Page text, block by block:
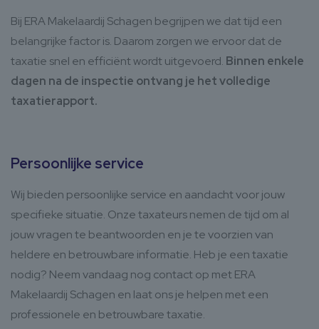
Bij ERA Makelaardij Schagen begrijpen we dat tijd een
belangrijke factor is. Daarom zorgen we ervoor dat de
taxatie snel en efficiënt wordt uitgevoerd. Binnen enkele
dagen na de inspectie ontvang je het volledige
taxatierapport.
Persoonlijke service
Wij bieden persoonlijke service en aandacht voor jouw
specifieke situatie. Onze taxateurs nemen de tijd om al
jouw vragen te beantwoorden en je te voorzien van
heldere en betrouwbare informatie. Heb je een taxatie
nodig? Neem vandaag nog contact op met ERA
Makelaardij Schagen en laat ons je helpen met een
professionele en betrouwbare taxatie.